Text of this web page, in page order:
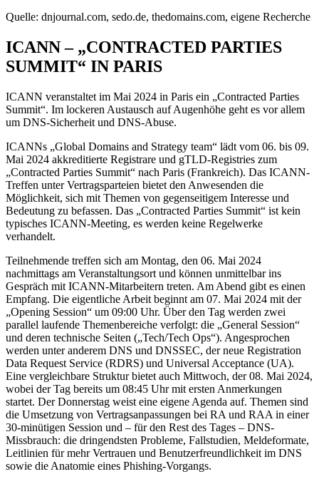
Quelle: dnjournal.com, sedo.de, thedomains.com, eigene Recherche
ICANN – „CONTRACTED PARTIES
SUMMIT“ IN PARIS
ICANN veranstaltet im Mai 2024 in Paris ein „Contracted Parties
Summit“. Im lockeren Austausch auf Augenhöhe geht es vor allem
um DNS-Sicherheit und DNS-Abuse.
ICANNs „Global Domains and Strategy team“ lädt vom 06. bis 09.
Mai 2024 akkreditierte Registrare und gTLD-Registries zum
„Contracted Parties Summit“ nach Paris (Frankreich). Das ICANN-
Treffen unter Vertragsparteien bietet den Anwesenden die
Möglichkeit, sich mit Themen von gegenseitigem Interesse und
Bedeutung zu befassen. Das „Contracted Parties Summit“ ist kein
typisches ICANN-Meeting, es werden keine Regelwerke
verhandelt.
Teilnehmende treffen sich am Montag, den 06. Mai 2024
nachmittags am Veranstaltungsort und können unmittelbar ins
Gespräch mit ICANN-Mitarbeitern treten. Am Abend gibt es einen
Empfang. Die eigentliche Arbeit beginnt am 07. Mai 2024 mit der
„Opening Session“ um 09:00 Uhr. Über den Tag werden zwei
parallel laufende Themenbereiche verfolgt: die „General Session“
und deren technische Seiten („Tech/Tech Ops“). Angesprochen
werden unter anderem DNS und DNSSEC, der neue Registration
Data Request Service (RDRS) und Universal Acceptance (UA).
Eine vergleichbare Struktur bietet auch Mittwoch, der 08. Mai 2024,
wobei der Tag bereits um 08:45 Uhr mit ersten Anmerkungen
startet. Der Donnerstag weist eine eigene Agenda auf. Themen sind
die Umsetzung von Vertragsanpassungen bei RA und RAA in einer
30-minütigen Session und – für den Rest des Tages – DNS-
Missbrauch: die dringendsten Probleme, Fallstudien, Meldeformate,
Leitlinien für mehr Vertrauen und Benutzerfreundlichkeit im DNS
sowie die Anatomie eines Phishing-Vorgangs.